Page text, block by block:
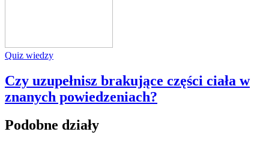
Quiz wiedzy
Czy uzupełnisz brakujące części ciała w
znanych powiedzeniach?
Podobne działy